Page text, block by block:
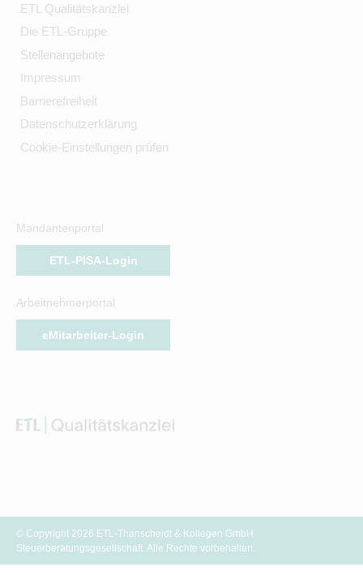
ETL Qualitätskanzlei
Die ETL-Gruppe
Stellenangebote
Impressum
Barrierefreiheit
Datenschutzerklärung
Cookie-Einstellungen prüfen
Mandantenportal
ETL-PISA-Login
Arbeitnehmerportal
eMitarbeiter-Login
© Copyright 2026 ETL-Thanscheidt & Kollegen GmbH
Steuerberatungsgesellschaft. Alle Rechte vorbehalten.